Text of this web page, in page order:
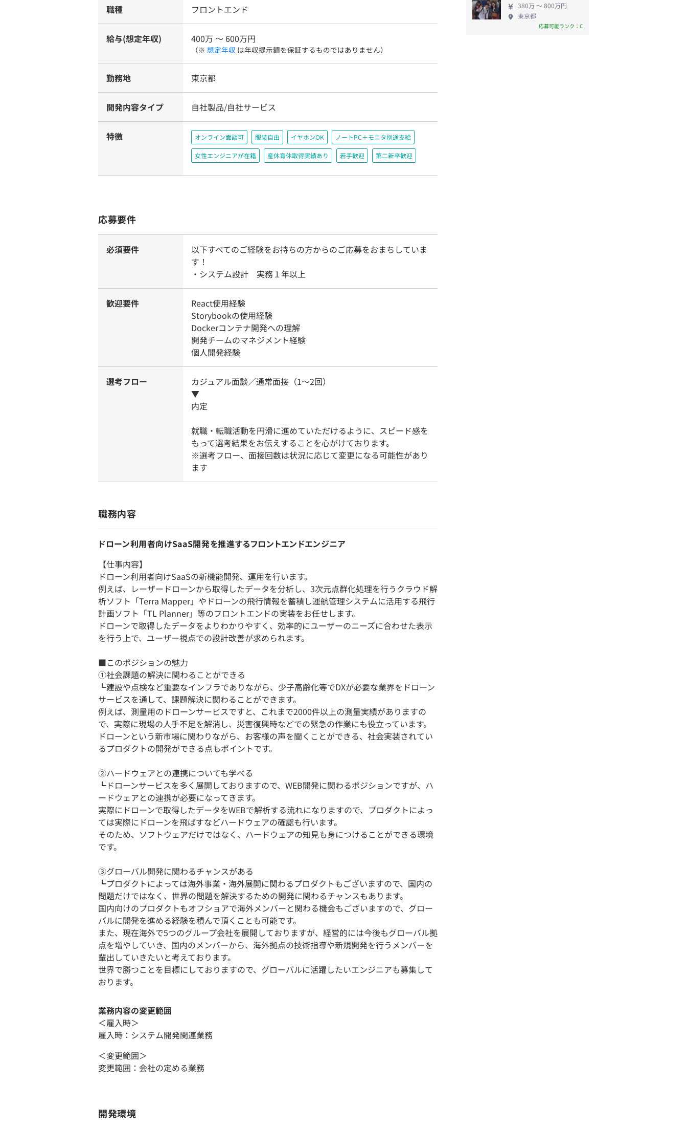
職種 フロントエンド
給与(想定年収) 400万 〜 600万円
（※ 想定年収 は年収提示額を保証するものではありません）
勤務地 東京都
開発内容タイプ 自社製品/自社サービス
特徴 オンライン面談可 服装自由 イヤホンOK ノートPC＋モニタ別途支給
女性エンジニアが在籍 産休育休取得実績あり 若手歓迎 第二新卒歓迎
応募要件
必須要件
以下すべてのご経験をお持ちの方からのご応募をおまちしていま
す！
・システム設計 実務１年以上
歓迎要件
React使用経験
Storybookの使用経験
Dockerコンテナ開発への理解
開発チームのマネジメント経験
個人開発経験
選考フロー
カジュアル面談／通常面接（1～2回）
▼
内定
就職・転職活動を円滑に進めていただけるように、スピード感を
もって選考結果をお伝えすることを心がけております。
※選考フロー、面接回数は状況に応じて変更になる可能性があり
ます
職務内容
ドローン利用者向けSaaS開発を推進するフロントエンドエンジニア
【仕事内容】
ドローン利用者向けSaaSの新機能開発、運用を行います。
例えば、レーザードローンから取得したデータを分析し、3次元点群化処理を行うクラウド解
析ソフト「Terra Mapper」やドローンの飛行情報を蓄積し運航管理システムに活用する飛行
計画ソフト「TL Planner」等のフロントエンドの実装をお任せします。
ドローンで取得したデータをよりわかりやすく、効率的にユーザーのニーズに合わせた表示
を行う上で、ユーザー視点での設計改善が求められます。
■このポジションの魅力
①社会課題の解決に関わることができる
┗建設や点検など重要なインフラでありながら、少子高齢化等でDXが必要な業界をドローン
サービスを通して、課題解決に関わることができます。
例えば、測量用のドローンサービスですと、これまで2000件以上の測量実績がありますの
で、実際に現場の人手不足を解消し、災害復興時などでの緊急の作業にも役立っています。
ドローンという新市場に関わりながら、お客様の声を聞くことができる、社会実装されてい
るプロダクトの開発ができる点もポイントです。
②ハードウェアとの連携についても学べる
┗ドローンサービスを多く展開しておりますので、WEB開発に関わるポジションですが、ハ
ードウェアとの連携が必要になってきます。
実際にドローンで取得したデータをWEBで解析する流れになりますので、プロダクトによっ
ては実際にドローンを飛ばすなどハードウェアの確認も行います。
そのため、ソフトウェアだけではなく、ハードウェアの知見も身につけることができる環境
です。
③グローバル開発に関わるチャンスがある
┗プロダクトによっては海外事業・海外展開に関わるプロダクトもございますので、国内の
問題だけではなく、世界の問題を解決するための開発に関わるチャンスもあります。
国内向けのプロダクトもオフショアで海外メンバーと関わる機会もございますので、グロー
バルに開発を進める経験を積んで頂くことも可能です。
また、現在海外で5つのグループ会社を展開しておりますが、経営的には今後もグローバル拠
点を増やしていき、国内のメンバーから、海外拠点の技術指導や新規開発を行うメンバーを
輩出していきたいと考えております。
世界で勝つことを目標にしておりますので、グローバルに活躍したいエンジニアも募集して
おります。
業務内容の変更範囲
＜雇入時＞
雇入時：システム開発関連業務
＜変更範囲＞
変更範囲：会社の定める業務
開発環境
380万 〜 800万円
東京都
応募可能ランク：C